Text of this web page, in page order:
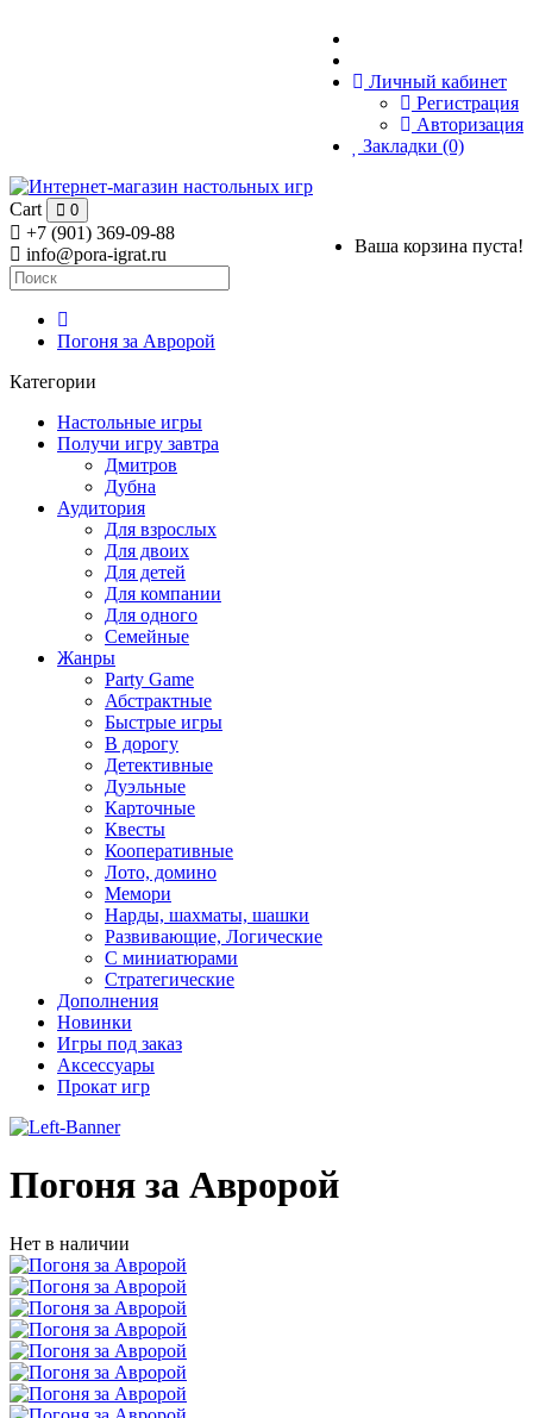
Личный кабинет
Регистрация
Авторизация
Закладки (0)
Cart 0
Ваша корзина пуста!
+7 (901) 369-09-88
info@pora-igrat.ru
Погоня за Авророй
Категории
Настольные игры
Получи игру завтра
Дмитров
Дубна
Аудитория
Для взрослых
Для двоих
Для детей
Для компании
Для одного
Семейные
Жанры
Party Game
Абстрактные
Быстрые игры
В дорогу
Детективные
Дуэльные
Карточные
Квесты
Кооперативные
Лото, домино
Мемори
Нарды, шахматы, шашки
Развивающие, Логические
С миниатюрами
Стратегические
Дополнения
Новинки
Игры под заказ
Аксессуары
Прокат игр
Погоня за Авророй
Нет в наличии